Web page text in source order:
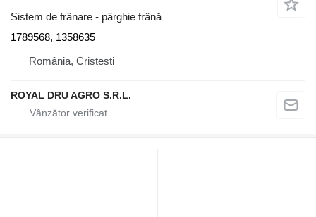
Sistem de frânare - pârghie frână
1789568, 1358635
România, Cristesti
ROYAL DRU AGRO S.R.L.